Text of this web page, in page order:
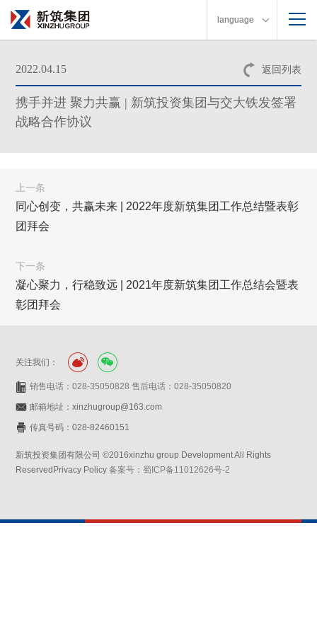
language
返回列表
2022.04.15
携手并进 聚力共赢 | 新筑投资集团与交大铁发签署
战略合作协议
上一条
同心创变，共赢未来 | 2022年度新筑集团工作总结暨表彰
团拜会
下一条
凝心聚力，行稳致远 | 2021年度新筑集团工作总结会暨表
彰团拜会
关注我们：
销售电话：028-35050828 售后电话：028-35050820
邮箱地址：xinzhugroup@163.com
传真号码：028-82460151
新筑投资集团有限公司 ©2016xinzhu group Development All Rights
ReservedPrivacy Policy备案号：蜀ICP备11012626号-2